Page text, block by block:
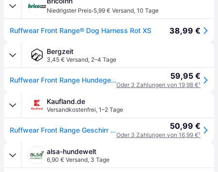
Niedrigster Preis·5,99 € Versand, 10 Tage
Ruffwear Front Range® Dog Harness Rot XS 38,99 €
Bergzeit
3,45 € Versand, 2–4 Tage
Ruffwear Front Range Hundegeschirr 59,95 €
Oder 3 Zahlungen von 19,98 €¹
Kaufland.de
Versandkostenfrei, 1–2 Tage
Ruffwear Front Range Geschirr Red Canyon XS 50,99 €
Oder 3 Zahlungen von 16,99 €¹
alsa-hundewelt
6,90 € Versand, 3 Tage